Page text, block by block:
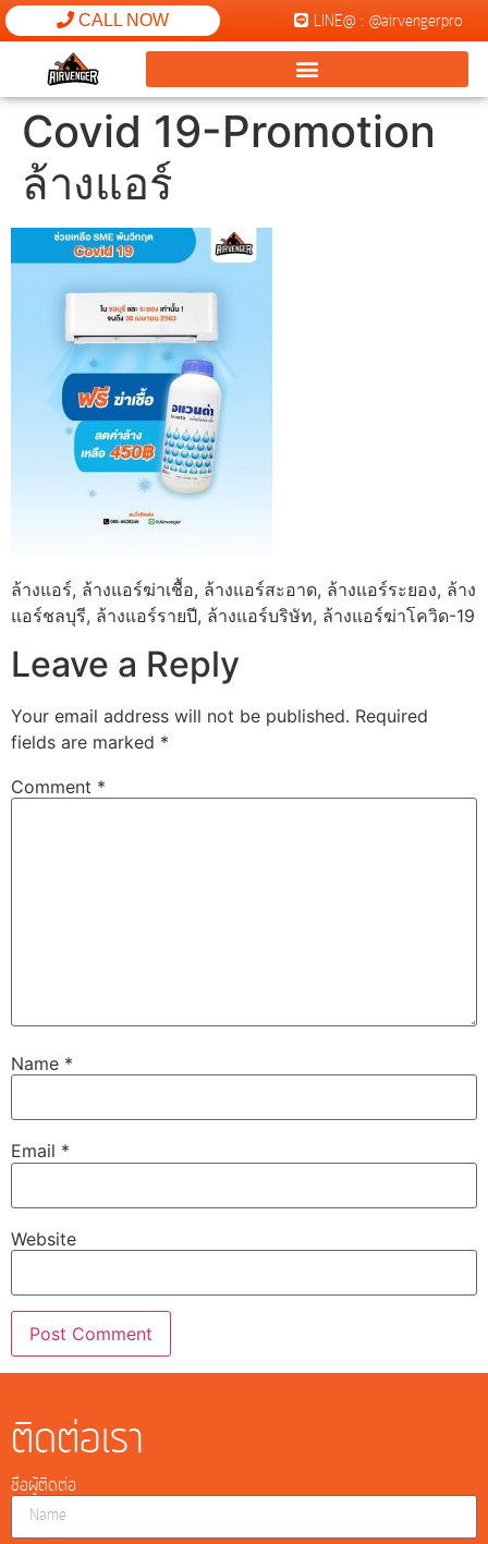
CALL NOW LINE@ : @airvengerpro
Covid 19-Promotion
ล้างแอร์
ล้างแอร์, ล้างแอร์ฆ่าเชื้อ, ล้างแอร์สะอาด, ล้างแอร์ระยอง, ล้าง
แอร์ชลบุรี, ล้างแอร์รายปี, ล้างแอร์บริษัท, ล้างแอร์ฆ่าโควิด-19
Leave a Reply
Your email address will not be published. Required
fields are marked *
Comment *
Name *
Email *
Website
ติดต่อเรา
ชื่อผู้ติดต่อ